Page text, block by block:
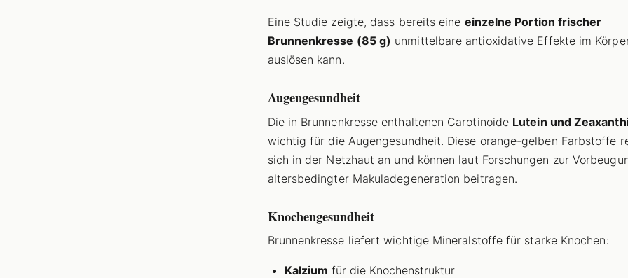
Eine Studie zeigte, dass bereits eine einzelne Portion frischer
Brunnenkresse (85 g) unmittelbare antioxidative Effekte im
auslösen kann.
Augengesundheit
Die in Brunnenkresse enthaltenen Carotinoide Lutein und
wichtig für die Augengesundheit. Diese orange-gelben Farbstoffe
sich in der Netzhaut an und können laut Forschungen zur
altersbedingter Makuladegeneration beitragen.
Knochengesundheit
Brunnenkresse liefert wichtige Mineralstoffe für starke Knochen:
Kalzium für die Knochenstruktur